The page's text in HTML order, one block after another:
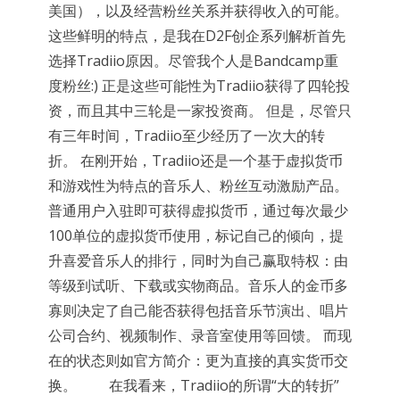
美国），以及经营粉丝关系并获得收入的可能。
这些鲜明的特点，是我在D2F创企系列解析首先
选择Tradiio原因。尽管我个人是Bandcamp重
度粉丝:) 正是这些可能性为Tradiio获得了四轮投
资，而且其中三轮是一家投资商。 但是，尽管只
有三年时间，Tradiio至少经历了一次大的转
折。 在刚开始，Tradiio还是一个基于虚拟货币
和游戏性为特点的音乐人、粉丝互动激励产品。
普通用户入驻即可获得虚拟货币，通过每次最少
100单位的虚拟货币使用，标记自己的倾向，提
升喜爱音乐人的排行，同时为自己赢取特权：由
等级到试听、下载或实物商品。音乐人的金币多
寡则决定了自己能否获得包括音乐节演出、唱片
公司合约、视频制作、录音室使用等回馈。 而现
在的状态则如官方简介：更为直接的真实货币交
换。 在我看来，Tradiio的所谓“大的转折”